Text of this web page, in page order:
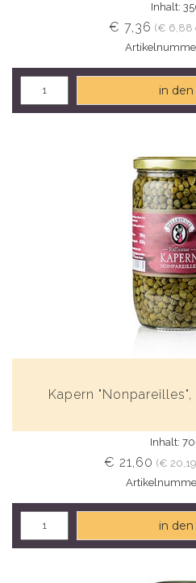
Inhalt:
€ 7,36 (€ 6,88
in
Kapern
Inhalt:
€ 21,60 (€
in